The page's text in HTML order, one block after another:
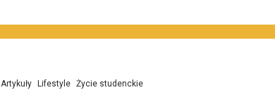
Artykuły Lifestyle Życie studenckie